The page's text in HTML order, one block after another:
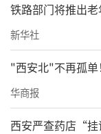
铁路部门将推出
新华社
"西安北"不再孤
华商报
西安严查药店“